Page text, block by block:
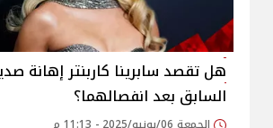
هل تقصد سابرينا كاربنتر إهانة
السابق بعد انفصالهما؟